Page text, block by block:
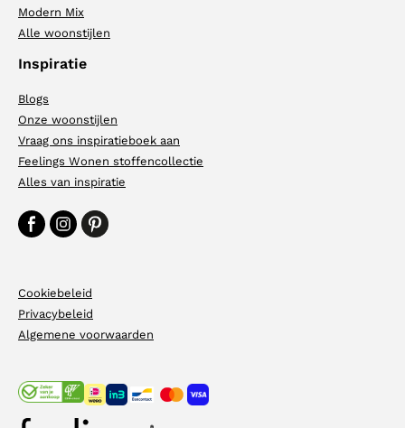
Modern Mix
Alle woonstijlen
Inspiratie
Blogs
Onze woonstijlen
Vraag ons inspiratieboek aan
Feelings Wonen stoffencollectie
Alles van inspiratie
Cookiebeleid
Privacybeleid
Algemene voorwaarden